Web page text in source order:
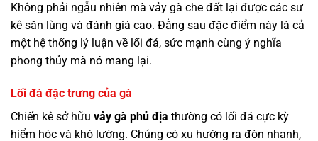
Không phải ngẫu nhiên mà vảy gà che đất lại được các sư
kê săn lùng và đánh giá cao. Đằng sau đặc điểm này là cả
một hệ thống lý luận về lối đá, sức mạnh cùng ý nghĩa
phong thủy mà nó mang lại.
Lối đá đặc trưng của gà
Chiến kê sở hữu vảy gà phủ địa thường có lối đá cực kỳ
hiểm hóc và khó lường. Chúng có xu hướng ra đòn nhanh,